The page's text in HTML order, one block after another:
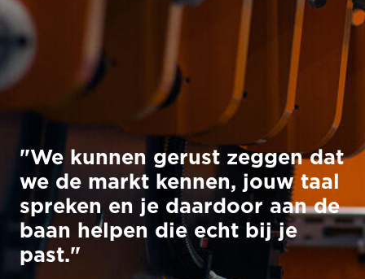
"We kunnen gerust zeggen dat
we de markt kennen, jouw taal
spreken en je daardoor aan de
baan helpen die echt bij je
past."